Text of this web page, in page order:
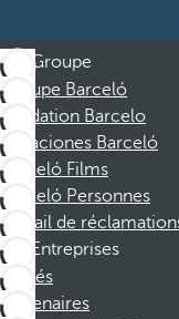
Groupe
Groupe Barceló
Fondation Barcelo
Vacaciones Barceló
Barceló Films
Barceló Personnes
Portail de
Entreprises
Affiliés
Partenaires